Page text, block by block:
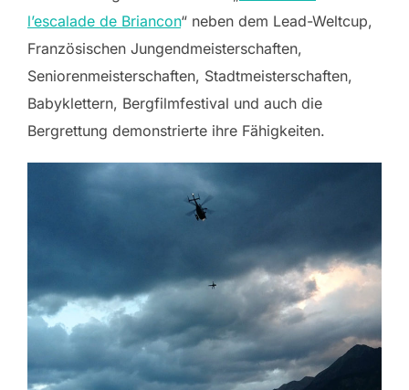
l’escalade de Briancon“ neben dem Lead-Weltcup,
Französischen Jungendmeisterschaften,
Seniorenmeisterschaften, Stadtmeisterschaften,
Babyklettern, Bergfilmfestival und auch die
Bergrettung demonstrierte ihre Fähigkeiten.